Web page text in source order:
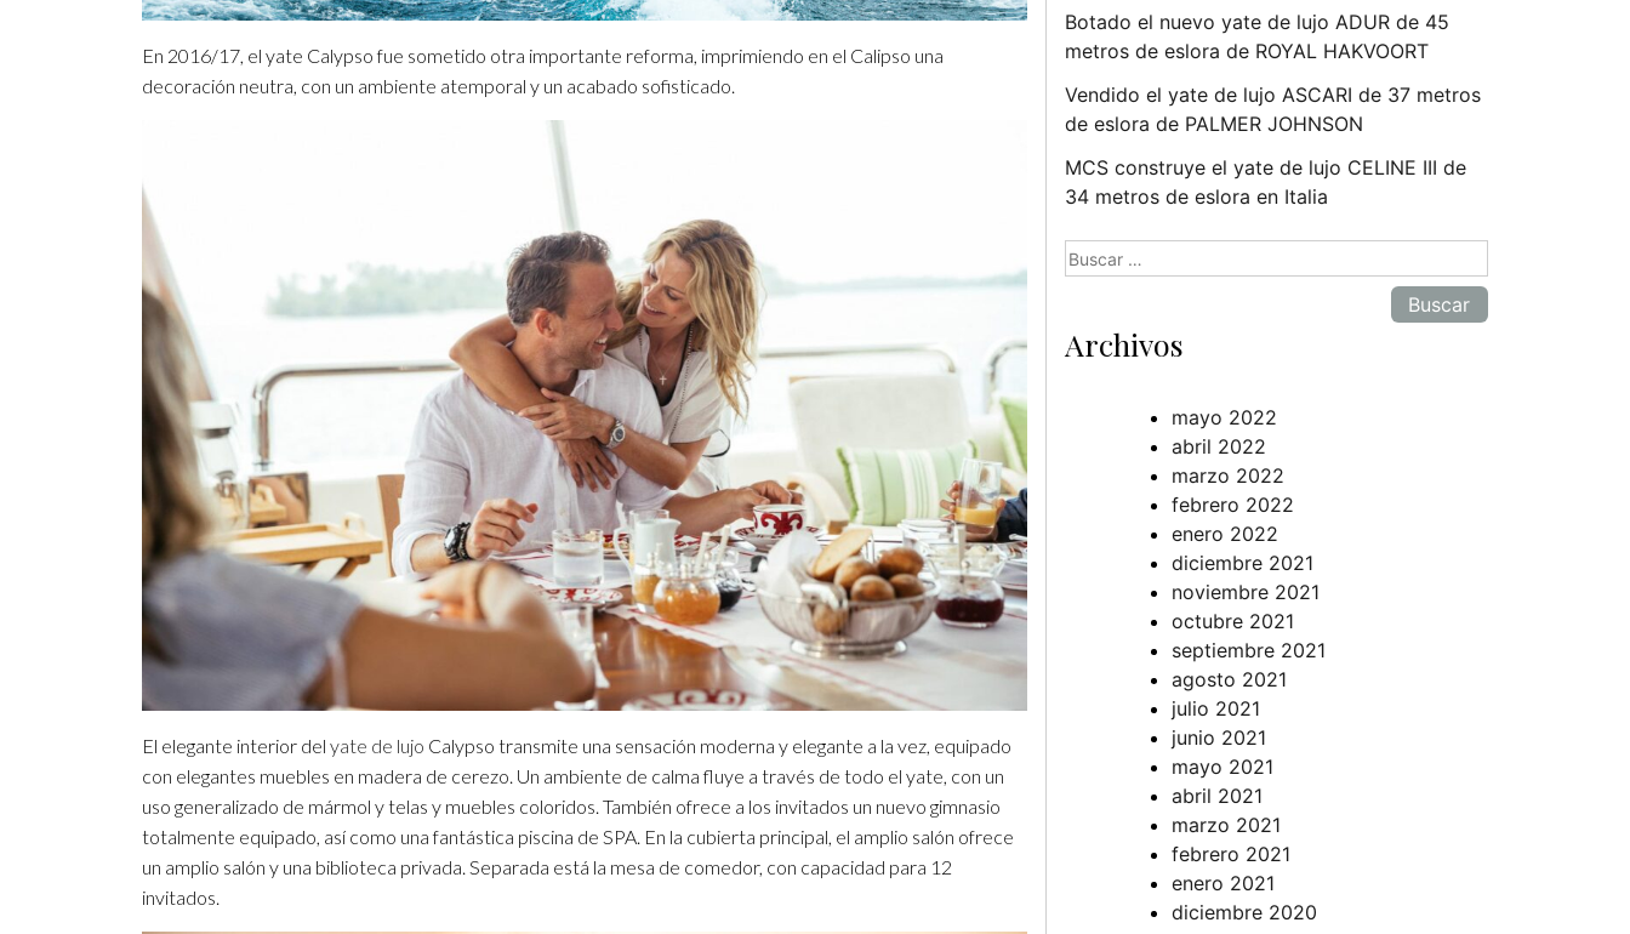
En 2016/17, el yate Calypso fue sometido otra importante reforma, imprimiendo en el Calipso una
decoración neutra, con un ambiente atemporal y un acabado sofisticado.
El elegante interior del yate de lujo Calypso transmite una sensación moderna y elegante a la vez, equipado
con elegantes muebles en madera de cerezo. Un ambiente de calma fluye a través de todo el yate, con un
uso generalizado de mármol y telas y muebles coloridos. También ofrece a los invitados un nuevo gimnasio
totalmente equipado, así como una fantástica piscina de SPA. En la cubierta principal, el amplio salón ofrece
un amplio salón y una biblioteca privada. Separada está la mesa de comedor, con capacidad para 12
invitados.
Botado el nuevo yate de lujo ADUR de 45
metros de eslora de ROYAL HAKVOORT
Vendido el yate de lujo ASCARI de 37 metros
de eslora de PALMER JOHNSON
MCS construye el yate de lujo CELINE III de
34 metros de eslora en Italia
Buscar:
Archivos
mayo 2022
abril 2022
marzo 2022
febrero 2022
enero 2022
diciembre 2021
noviembre 2021
octubre 2021
septiembre 2021
agosto 2021
julio 2021
junio 2021
mayo 2021
abril 2021
marzo 2021
febrero 2021
enero 2021
diciembre 2020